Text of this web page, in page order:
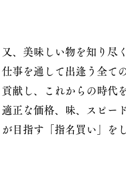
又、美味しい物を知り尽
仕事を通して出逢う全て
貢献し、これからの時代
適正な価格、味、スピー
が目指す「指名買い」を